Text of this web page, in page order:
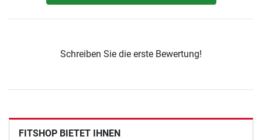
Schreiben Sie die erste Bewertung!
FITSHOP BIETET IHNEN